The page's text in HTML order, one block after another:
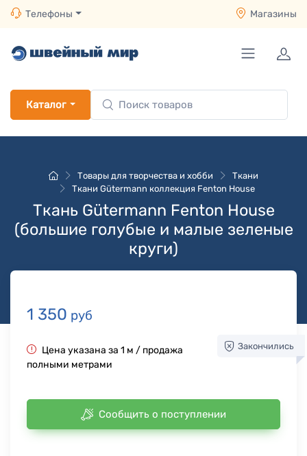
Телефоны Магазины
Каталог
Товары для творчества и хобби
Ткани
Ткани Gütermann коллекция Fenton House
Ткань Gütermann Fenton House
(большие голубые и малые зеленые
круги)
1 350 руб
Закончились
Цена указана за 1 м / продажа
полными метрами
Сообщить о поступлении